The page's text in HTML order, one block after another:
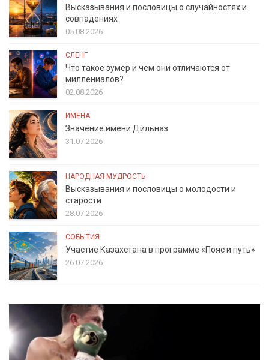
Высказывания и пословицы о случайностях и
совпадениях
05.08.2026
СЛЕНГ
Что такое зумер и чем они отличаются от
миллениалов?
02.08.2026
ИМЕНА
Значение имени Дильназ
31.07.2026
НАРОДНАЯ МУДРОСТЬ
Высказывания и пословицы о молодости и
старости
28.07.2026
СОБЫТИЯ
Участие Казахстана в программе «Пояс и путь»
26.07.2026